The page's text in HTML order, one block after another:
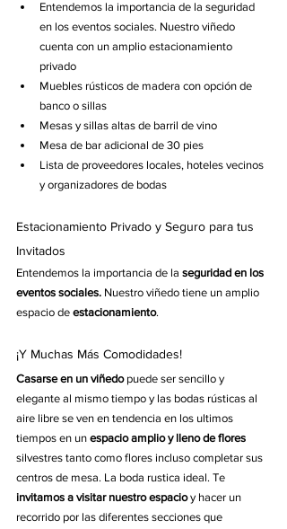
Entendemos la importancia de la seguridad
en los eventos sociales. Nuestro viñedo
cuenta con un amplio estacionamiento
privado
Muebles rústicos de madera con opción de
banco o sillas
Mesas y sillas altas de barril de vino
Mesa de bar adicional de 30 pies
Lista de proveedores locales, hoteles vecinos
y organizadores de bodas
Estacionamiento Privado y Seguro para tus
Invitados
Entendemos la importancia de la seguridad en los
eventos sociales. Nuestro viñedo tiene un amplio
espacio de estacionamiento.
¡Y Muchas Más Comodidades!
Casarse en un viñedo puede ser sencillo y
elegante al mismo tiempo y las bodas rústicas al
aire libre se ven en tendencia en los ultimos
tiempos en un espacio amplio y lleno de flores
silvestres tanto como flores incluso completar sus
centros de mesa. La boda rustica ideal. Te
invitamos a visitar nuestro espacio y hacer un
recorrido por las diferentes secciones que